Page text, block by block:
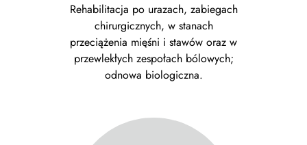
Rehabilitacja po urazach, zabiegach
chirurgicznych, w stanach
przeciążenia mięśni i stawów oraz w
przewlekłych zespołach bólowych;
odnowa biologiczna.